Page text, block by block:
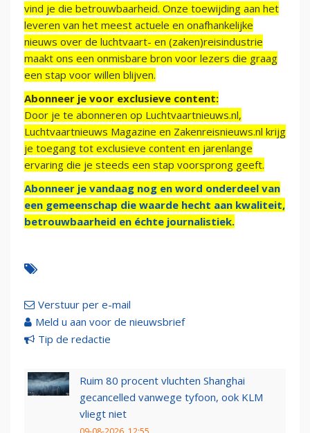
vind je die betrouwbaarheid. Onze toewijding aan het
leveren van het meest actuele en onafhankelijke
nieuws over de luchtvaart- en (zaken)reisindustrie
maakt ons een onmisbare bron voor lezers die graag
een stap voor willen blijven.
Abonneer je voor exclusieve content:
Door je te abonneren op Luchtvaartnieuws.nl,
Luchtvaartnieuws Magazine en Zakenreisnieuws.nl krijg
je toegang tot exclusieve content en jarenlange
ervaring die je steeds een stap voorsprong geeft.
Abonneer je vandaag nog en word onderdeel van
een gemeenschap die waarde hecht aan kwaliteit,
betrouwbaarheid en échte journalistiek.
Verstuur per e-mail
Meld u aan voor de nieuwsbrief
Tip de redactie
Ruim 80 procent vluchten Shanghai
gecancelled vanwege tyfoon, ook KLM
vliegt niet